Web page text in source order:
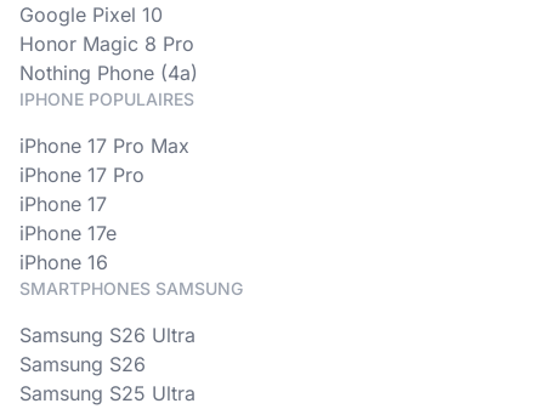
Google Pixel 10
Honor Magic 8 Pro
Nothing Phone (4a)
IPHONE POPULAIRES
iPhone 17 Pro Max
iPhone 17 Pro
iPhone 17
iPhone 17e
iPhone 16
SMARTPHONES SAMSUNG
Samsung S26 Ultra
Samsung S26
Samsung S25 Ultra